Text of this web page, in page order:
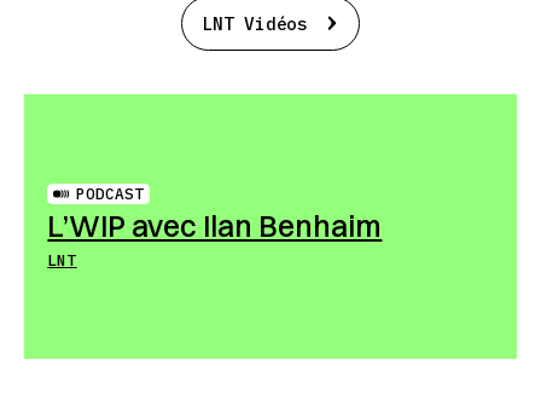
LNT Vidéos
PODCAST
L’WIP avec Ilan Benhaim
LNT